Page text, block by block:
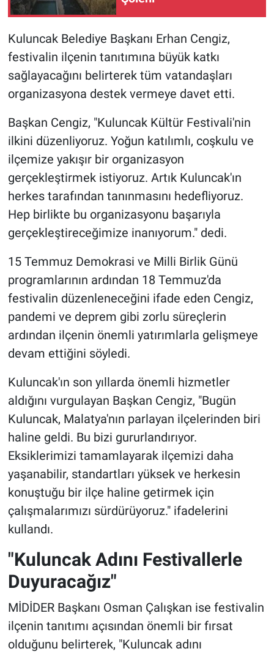
Kuluncak Belediye Başkanı Erhan Cengiz,
festivalin ilçenin tanıtımına büyük katkı
sağlayacağını belirterek tüm vatandaşları
organizasyona destek vermeye davet etti.
Başkan Cengiz, "Kuluncak Kültür Festivali'nin
ilkini düzenliyoruz. Yoğun katılımlı, coşkulu ve
ilçemize yakışır bir organizasyon
gerçekleştirmek istiyoruz. Artık Kuluncak'ın
herkes tarafından tanınmasını hedefliyoruz.
Hep birlikte bu organizasyonu başarıyla
gerçekleştireceğimize inanıyorum." dedi.
15 Temmuz Demokrasi ve Milli Birlik Günü
programlarının ardından 18 Temmuz'da
festivalin düzenleneceğini ifade eden Cengiz,
pandemi ve deprem gibi zorlu süreçlerin
ardından ilçenin önemli yatırımlarla gelişmeye
devam ettiğini söyledi.
Kuluncak'ın son yıllarda önemli hizmetler
aldığını vurgulayan Başkan Cengiz, "Bugün
Kuluncak, Malatya'nın parlayan ilçelerinden biri
haline geldi. Bu bizi gururlandırıyor.
Eksiklerimizi tamamlayarak ilçemizi daha
yaşanabilir, standartları yüksek ve herkesin
konuştuğu bir ilçe haline getirmek için
çalışmalarımızı sürdürüyoruz." ifadelerini
kullandı.
"Kuluncak Adını Festivallerle
Duyuracağız"
MİDİDER Başkanı Osman Çalışkan ise festivalin
ilçenin tanıtımı açısından önemli bir fırsat
olduğunu belirterek, "Kuluncak adını